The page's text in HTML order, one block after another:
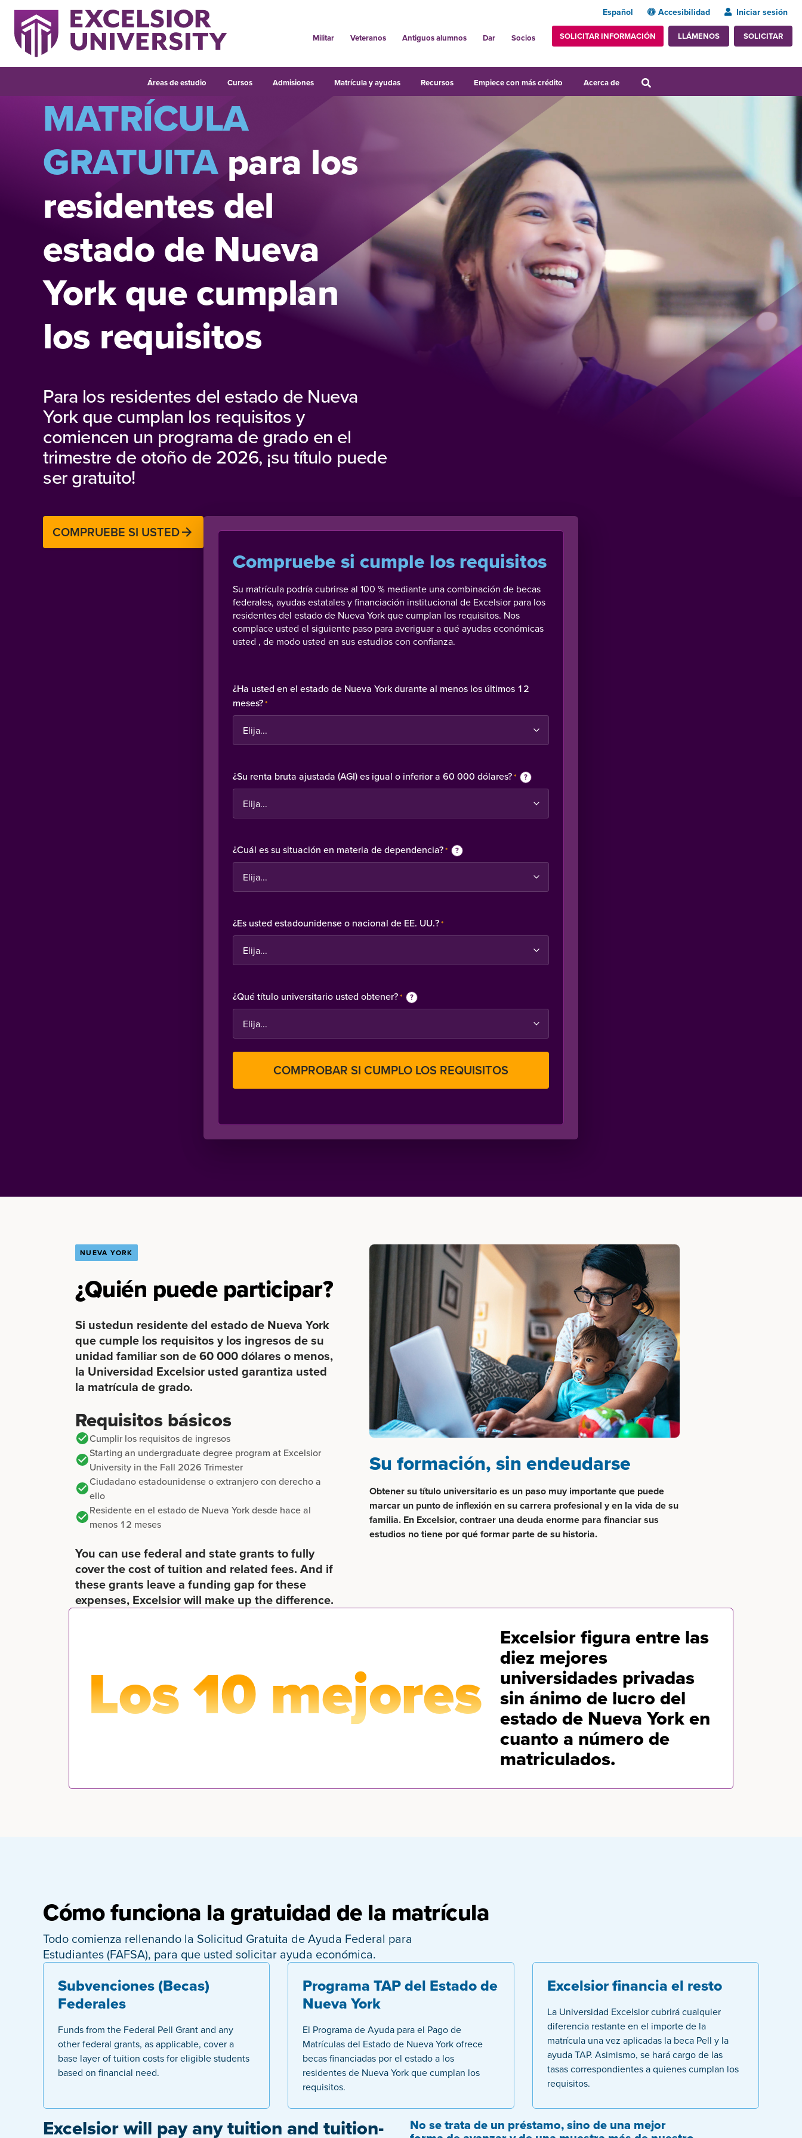
Español Accesibilidad Iniciar sesión
Militar Veteranos Antiguos alumnos Dar Socios SOLICITAR INFORMACIÓN LLÁMENOS SOLICITAR
Áreas de estudio Cursos Admisiones Matrícula y ayudas Recursos Empiece con más crédito Acerca de
MATRÍCULA
GRATUITApara los
residentes del
estado de Nueva
York que cumplan
los requisitos
Para los residentes del estado de Nueva
York que cumplan los requisitos y
comiencen un programa de grado en el
trimestre de otoño de 2026, ¡su título puede
ser gratuito!
COMPRUEBE SI USTED
Compruebe si cumple los requisitos
Su matrícula podría cubrirse al 100 % mediante una combinación de becas
federales, ayudas estatales y financiación institucional de Excelsior para los
residentes del estado de Nueva York que cumplan los requisitos. Nos
complace usted el siguiente paso para averiguar a qué ayudas económicas
usted , de modo usted en sus estudios con confianza.
¿Ha usted en el estado de Nueva York durante al menos los últimos 12
meses?*
¿Su renta bruta ajustada (AGI) es igual o inferior a 60 000 dólares?* ?
¿Cuál es su situación en materia de dependencia?* ?
¿Es usted estadounidense o nacional de EE. UU.?*
¿Qué título universitario usted obtener?* ?
NUEVA YORK
¿Quién puede participar?
Si ustedun residente del estado de Nueva York
que cumple los requisitos y los ingresos de su
unidad familiar son de 60 000 dólares o menos,
la Universidad Excelsior usted garantiza usted
la matrícula de grado.
Requisitos básicos
Cumplir los requisitos de ingresos
Starting an undergraduate degree program at Excelsior
University in the Fall 2026 Trimester
Ciudadano estadounidense o extranjero con derecho a
ello
Residente en el estado de Nueva York desde hace al
menos 12 meses
You can use federal and state grants to fully
cover the cost of tuition and related fees. And if
these grants leave a funding gap for these
expenses, Excelsior will make up the difference.
Su formación, sin endeudarse
Obtener su título universitario es un paso muy importante que puede
marcar un punto de inflexión en su carrera profesional y en la vida de su
familia. En Excelsior, contraer una deuda enorme para financiar sus
estudios no tiene por qué formar parte de su historia.
Los 10 mejores
Excelsior figura entre las
diez mejores
universidades privadas
sin ánimo de lucro del
estado de Nueva York en
cuanto a número de
matriculados.
Cómo funciona la gratuidad de la matrícula
Todo comienza rellenando la Solicitud Gratuita de Ayuda Federal para
Estudiantes (FAFSA), para que usted solicitar ayuda económica.
Subvenciones (Becas)
Federales
Funds from the Federal Pell Grant and any
other federal grants, as applicable, cover a
base layer of tuition costs for eligible students
based on financial need.
Programa TAP del Estado de
Nueva York
El Programa de Ayuda para el Pago de
Matrículas del Estado de Nueva York ofrece
becas financiadas por el estado a los
residentes de Nueva York que cumplan los
requisitos.
Excelsior financia el resto
La Universidad Excelsior cubrirá cualquier
diferencia restante en el importe de la
matrícula una vez aplicadas la beca Pell y la
ayuda TAP. Asimismo, se hará cargo de las
tasas correspondientes a quienes cumplan los
requisitos.
Excelsior will pay any tuition and tuition- No se trata de un préstamo, sino de una mejor